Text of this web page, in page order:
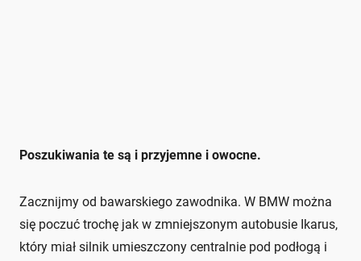
Poszukiwania te są i przyjemne i owocne.
Zacznijmy od bawarskiego zawodnika. W BMW można
się poczuć trochę jak w zmniejszonym autobusie Ikarus,
który miał silnik umieszczony centralnie pod podłogą i